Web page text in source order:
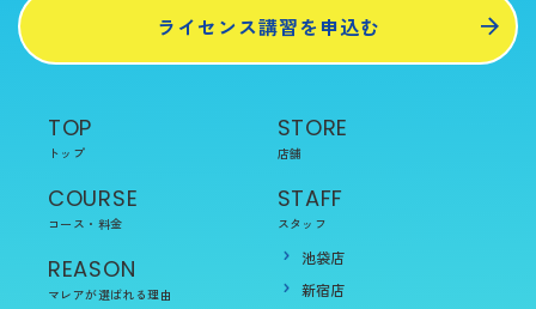
ライセンス講習を申込む
TOP
トップ
COURSE
コース・料金
REASON
マレアが選ばれる理由
STORE
店舗
STAFF
スタッフ
池袋店
新宿店